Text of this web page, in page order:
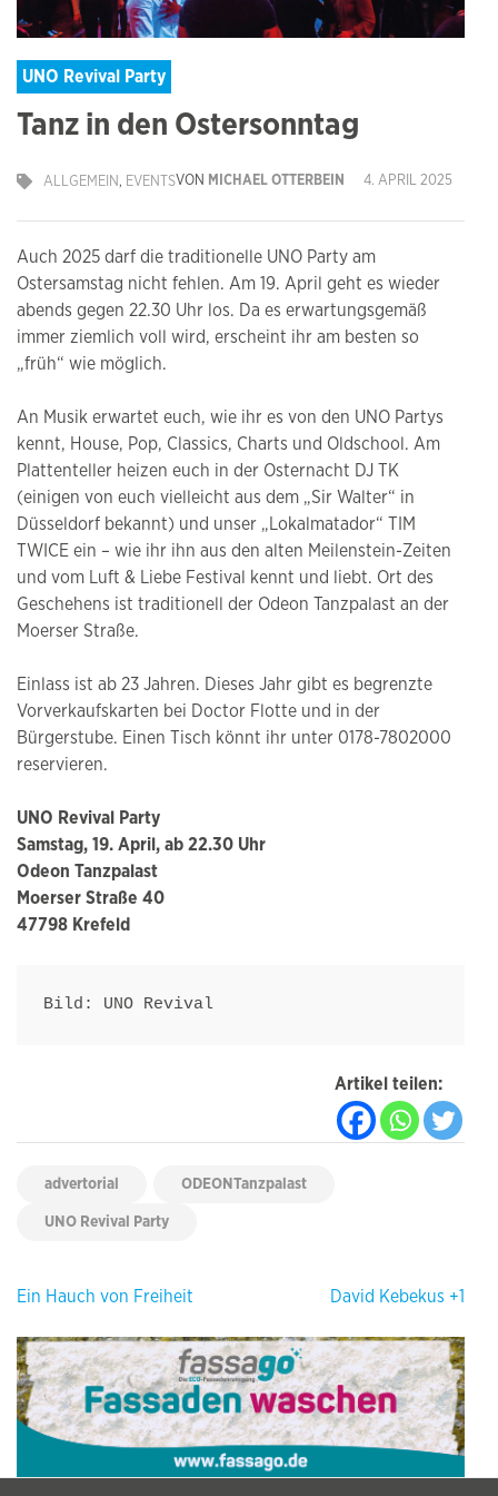
UNO Revival Party
Tanz in den Ostersonntag
VON MICHAEL OTTERBEIN 4. APRIL 2025
ALLGEMEIN, EVENTS
Auch 2025 darf die traditionelle UNO Party am
Ostersamstag nicht fehlen. Am 19. April geht es wieder
abends gegen 22.30 Uhr los. Da es erwartungsgemäß
immer ziemlich voll wird, erscheint ihr am besten so
„früh“ wie möglich.
An Musik erwartet euch, wie ihr es von den UNO Partys
kennt, House, Pop, Classics, Charts und Oldschool. Am
Plattenteller heizen euch in der Osternacht DJ TK
(einigen von euch vielleicht aus dem „Sir Walter“ in
Düsseldorf bekannt) und unser „Lokalmatador“ TIM
TWICE ein – wie ihr ihn aus den alten Meilenstein-Zeiten
und vom Luft & Liebe Festival kennt und liebt. Ort des
Geschehens ist traditionell der Odeon Tanzpalast an der
Moerser Straße.
Einlass ist ab 23 Jahren. Dieses Jahr gibt es begrenzte
Vorverkaufskarten bei Doctor Flotte und in der
Bürgerstube. Einen Tisch könnt ihr unter 0178-7802000
reservieren.
UNO Revival Party
Samstag, 19. April, ab 22.30 Uhr
Odeon Tanzpalast
Moerser Straße 40
47798 Krefeld
Bild: UNO Revival
Artikel teilen:
advertorial ODEONTanzpalast
UNO Revival Party
Beitragsnavigation
Ein Hauch von Freiheit David Kebekus +1